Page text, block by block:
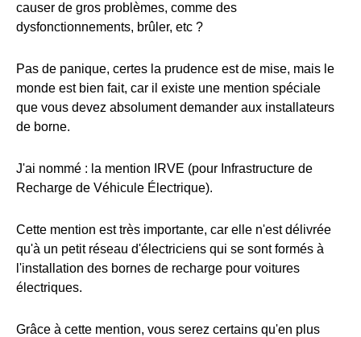
causer de gros problèmes, comme des
dysfonctionnements, brûler, etc ?
Pas de panique, certes la prudence est de mise, mais le
monde est bien fait, car il existe une mention spéciale
que vous devez absolument demander aux installateurs
de borne.
J'ai nommé : la mention IRVE (pour Infrastructure de
Recharge de Véhicule Électrique).
Cette mention est très importante, car elle n'est délivrée
qu'à un petit réseau d'électriciens qui se sont formés à
l'installation des bornes de recharge pour voitures
électriques.
Grâce à cette mention, vous serez certains qu'en plus